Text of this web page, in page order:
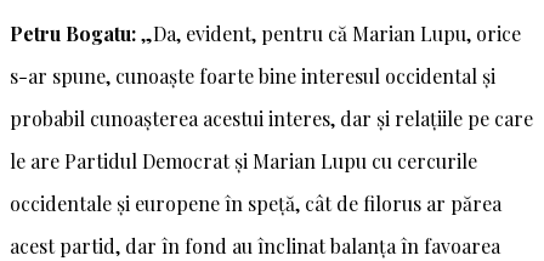
Petru Bogatu:„Da, evident, pentru că Marian Lupu, orice
s-ar spune, cunoaște foarte bine interesul occidental și
probabil cunoașterea acestui interes, dar și relațiile pe care
le are Partidul Democrat și Marian Lupu cu cercurile
occidentale și europene în speță, cât de filorus ar părea
acest partid, dar în fond au înclinat balanța în favoarea